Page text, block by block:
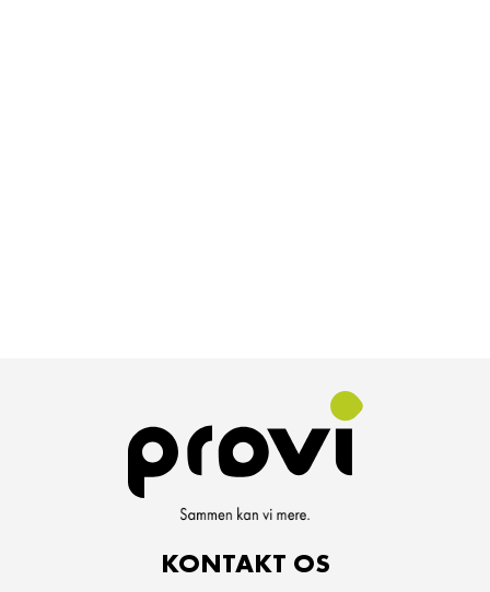
KONTAKT OS